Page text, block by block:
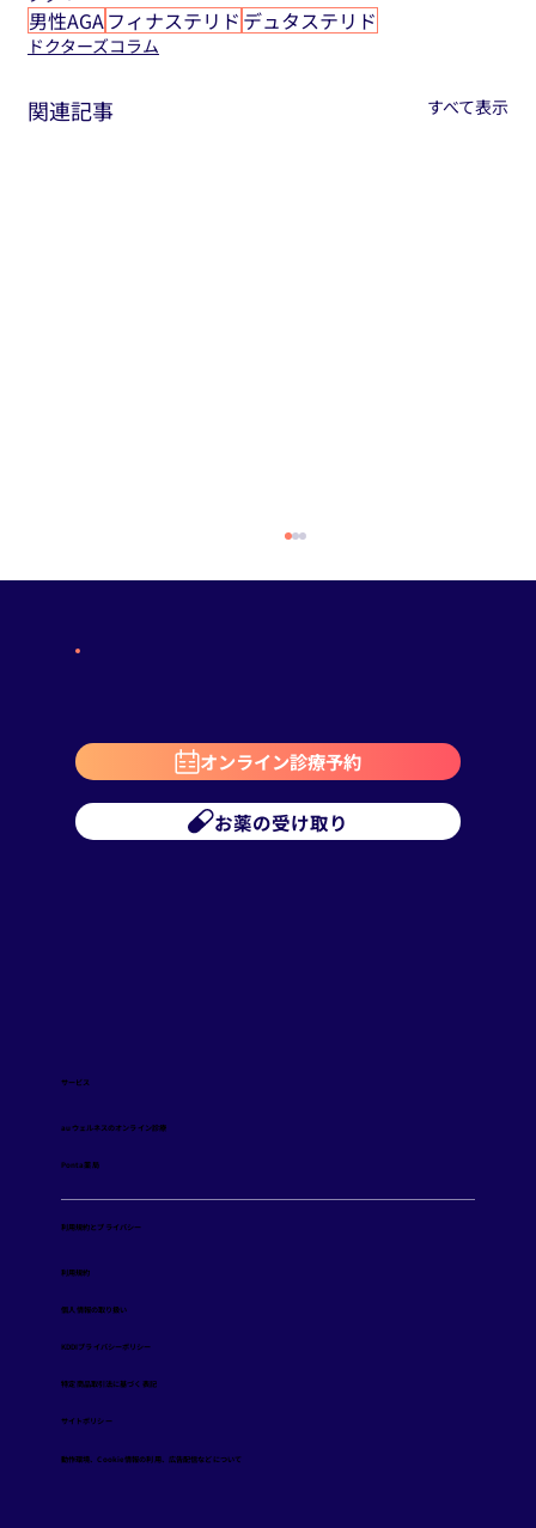
男性AGAフィナステリド デュタステリド
ドクターズコラム
関連記事 すべて表示
AGA治療薬における個人輸入のリスクと
肝機能への影響
オンライン診療予約
お薬の受け取り
サービス
auウェルネスのオンライン診療
Ponta薬局
利用規約とプライバシー
️利用規約
個人情報の取り扱い
KDDIプライバシーポリシー
特定商品取引法に基づく表記
サイトポリシー
​動作環境、Cookie情報の利用、広告配信などについて